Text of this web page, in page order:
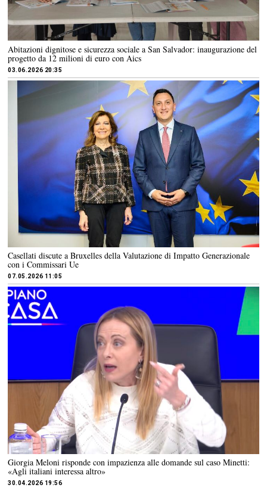
Abitazioni dignitose e sicurezza sociale a San Salvador: inaugurazione del
progetto da 12 milioni di euro con Aics
03.06.2026 20:35
Casellati discute a Bruxelles della Valutazione di Impatto Generazionale
con i Commissari Ue
07.05.2026 11:05
Giorgia Meloni risponde con impazienza alle domande sul caso Minetti:
«Agli italiani interessa altro»
30.04.2026 19:56